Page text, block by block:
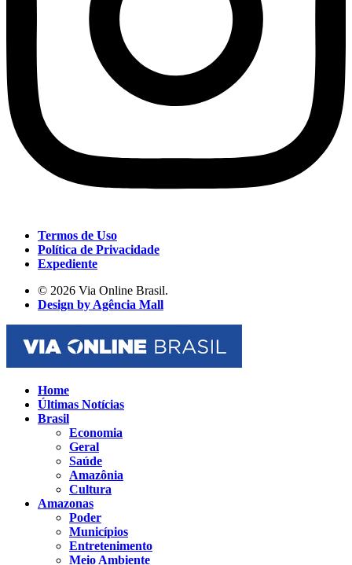
Termos de Uso
Política de Privacidade
Expediente
© 2026 Via Online Brasil.
Design by Agência Mall
Home
Últimas Notícias
Brasil
Economia
Geral
Saúde
Amazônia
Cultura
Amazonas
Poder
Municípios
Entretenimento
Meio Ambiente